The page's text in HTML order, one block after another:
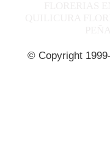
© Copyright